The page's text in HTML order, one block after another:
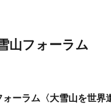
山フォーラム
ーラム〈大雪山を世界